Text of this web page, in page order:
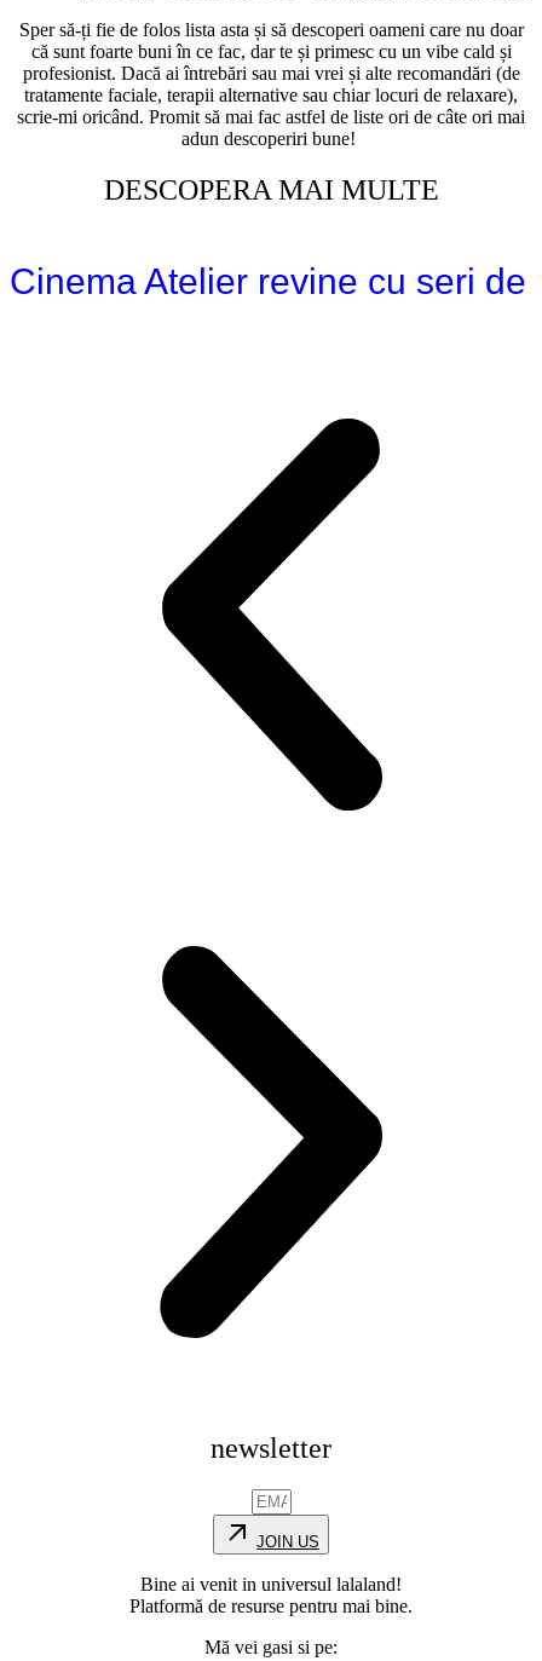
Sper să-ți fie de folos lista asta și să descoperi oameni care nu doar
că sunt foarte buni în ce fac, dar te și primesc cu un vibe cald și
profesionist. Dacă ai întrebări sau mai vrei și alte recomandări (de
tratamente faciale, terapii alternative sau chiar locuri de relaxare),
scrie-mi oricând. Promit să mai fac astfel de liste ori de câte ori mai
adun descoperiri bune!
DESCOPERA MAI MULTE
Cinema Atelier revine cu seri
newsletter
JOIN US
Bine ai venit in universul lalaland!
Platformă de resurse pentru mai bine.
Mă vei gasi si pe: